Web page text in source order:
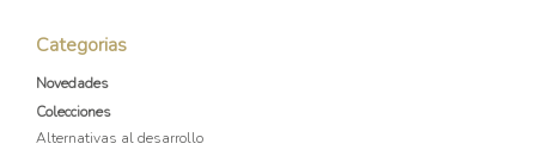
Categorias
Novedades
Colecciones
Alternativas al desarrollo